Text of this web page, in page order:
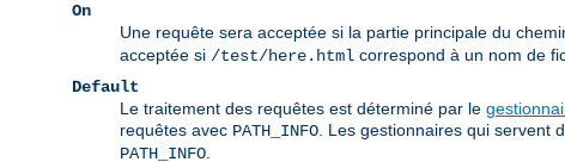
On
Une requête sera acceptée si la partie principale du
acceptée si /test/here.html correspond à un nom de
Default
Le traitement des requêtes est déterminé par le
requêtes avec PATH_INFO. Les gestionnaires qui servent
PATH_INFO.